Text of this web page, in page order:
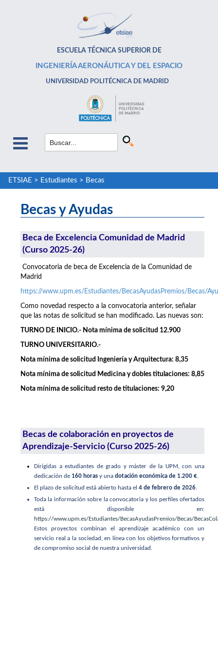
ESCUELA TÉCNICA SUPERIOR DE
INGENIERÍA AERONÁUTICA Y DEL ESPACIO
UNIVERSIDAD POLITÉCNICA DE MADRID
ETSIAE > Estudiantes > Becas
Becas y Ayudas
Beca de Excelencia Comunidad de Madrid
(Curso 2025-26)
Convocatoria de beca de Excelencia de la Comunidad de
Madrid
https://www.upm.es/Estudiantes/BecasAyudasPremios/Becas/
Como novedad respecto a la convocatoria anterior, señalar
que las notas de solicitud se han modificado. Las nuevas son:
TURNO DE INICIO.- Nota mínima de solicitud 12.900
TURNO UNIVERSITARIO.-
Nota mínima de solicitud Ingeniería y Arquitectura: 8,35
Nota mínima de solicitud Medicina y dobles titulaciones: 8,85
Nota mínima de solicitud resto de titulaciones: 9,20
Becas de colaboración en proyectos de
Aprendizaje-Servicio (Curso 2025-26)
Dirigidas a estudiantes de grado y máster de la UPM, con una
dedicación de 160 horas y una dotación económica de 1.200 €
El plazo de solicitud está abierto hasta el 4 de febrero de 2026.
Toda la información sobre la convocatoria y los perfiles ofertados
está disponible en:
https://www.upm.es/Estudiantes/BecasAyudasPremios/Becas/
Estos proyectos combinan el aprendizaje académico con un
servicio real a la sociedad, en línea con los objetivos formativos y
de compromiso social de nuestra universidad.